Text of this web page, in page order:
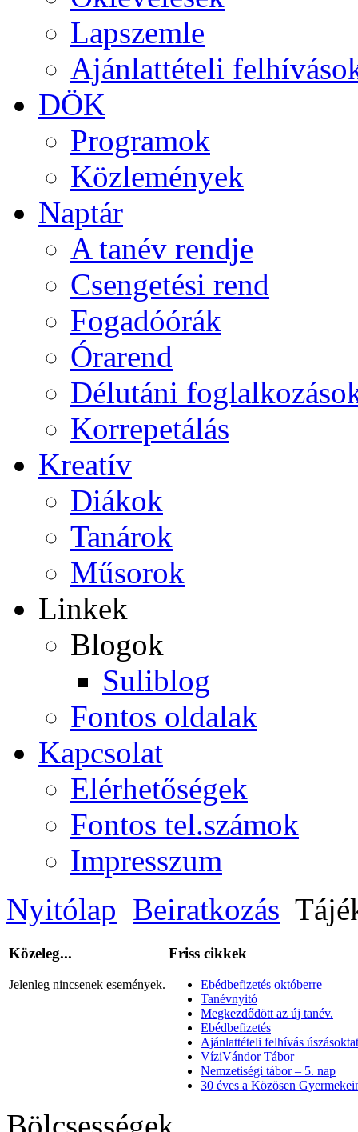
Lapszemle
Ajánlattételi
DÖK
Programok
Közlemények
Naptár
A tanév rendje
Csengetési rend
Fogadóórák
Órarend
Délutáni
Korrepetálás
Kreatív
Diákok
Tanárok
Műsorok
Linkek
Blogok
Suliblog
Fontos oldalak
Kapcsolat
Elérhetőségek
Fontos tel.számok
Impresszum
Nyitólap Beiratkozás
Közeleg...
Jelenleg nincsenek események.
Friss cikkek
Ebédbefizetés októberre
Tanévnyitó
Megkezdődött az új tanév.
Ebédbefizetés
Ajánlattételi felhívás
VíziVándor Tábor
Nemzetiségi tábor – 5. nap
30 éves a Közösen